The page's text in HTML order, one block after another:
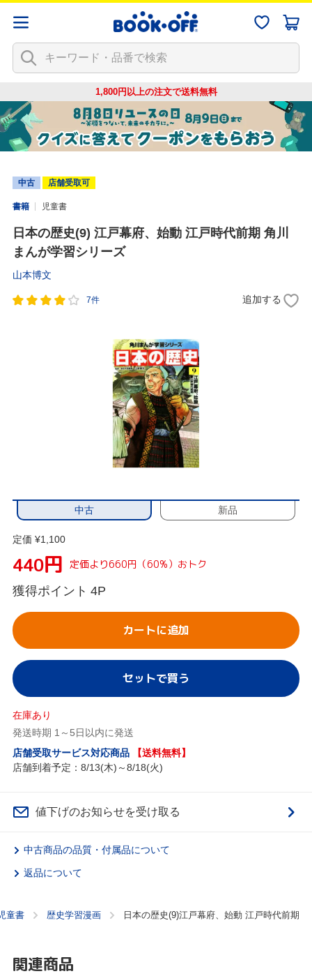
1,800円以上の注文で送料無料
中古 店舗受取可
書籍 児童書
日本の歴史(9) 江戸幕府、始動 江戸時代前期 角川
まんが学習シリーズ
山本博文
7件 追加する
中古 新品
定価 ¥1,100
440円 定価より660円（60%）おトク
獲得ポイント 4P
カートに追加
セットで買う
在庫あり
発送時期 1～5日以内に発送
店舗受取サービス対応商品
【送料無料】
店舗到着予定：8/13(木)～8/18(火)
値下げのお知らせを受け取る
中古商品の品質・付属品について
返品について
童書 歴史学習漫画 日本の歴史(9)江戸幕府、始動 江戸時代前期
関連商品